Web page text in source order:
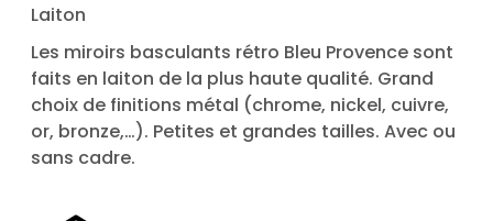
Laiton
Les miroirs basculants rétro Bleu Provence sont
faits en laiton de la plus haute qualité. Grand
choix de finitions métal (chrome, nickel, cuivre,
or, bronze,…). Petites et grandes tailles. Avec ou
sans cadre.